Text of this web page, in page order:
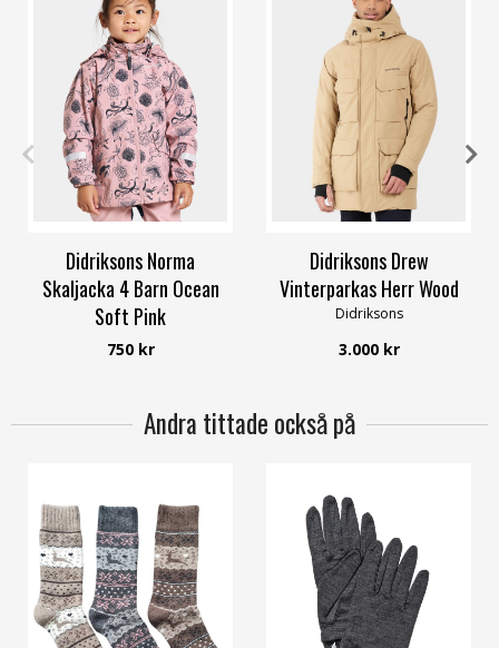
110 120 130 140
Didriksons Norma
Skaljacka 4 Barn Ocean
Soft Pink
Didriksons
750 kr
XXL
Didriksons Drew
Vinterparkas Herr Wood
Didriksons
3.000 kr
Andra tittade också på